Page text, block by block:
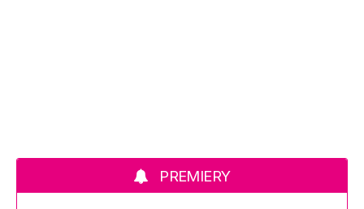
PREMIERY